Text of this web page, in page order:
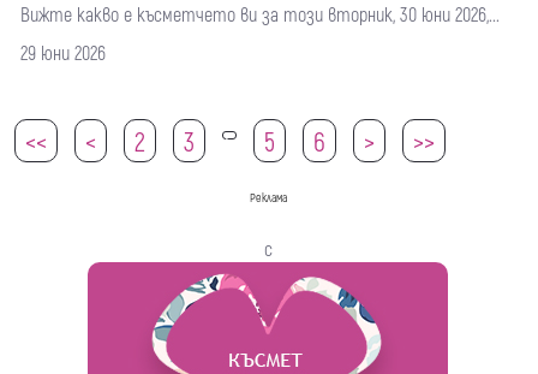
Вижте какво е късметчето ви за този вторник, 30 юни 2026,...
29 юни 2026
<< < 2 3 4 5 6 > >>
Реклама
с